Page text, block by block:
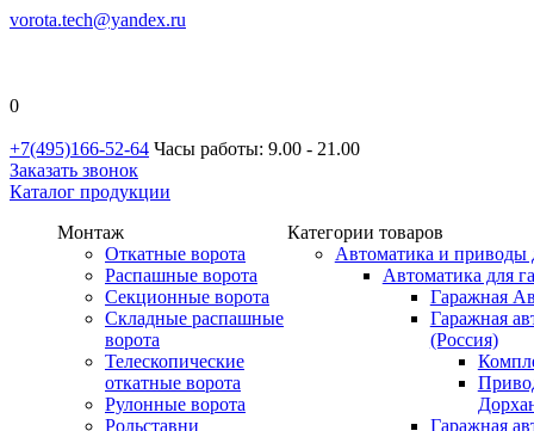
vorota.tech@yandex.ru
0
+7(495)166-52-64 Часы работы: 9.00 - 21.00
Заказать звонок
Каталог продукции
Монтаж
Откатные ворота
Распашные ворота
Секционные ворота
Складные распашные
ворота
Телескопические
откатные ворота
Рулонные ворота
Рольставни
Категории товаров
Автоматика и приводы
Автоматика для
Гаражная
Гаражная
(Россия)
Гаражная